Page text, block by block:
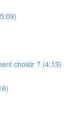
choisir ? (4:13)